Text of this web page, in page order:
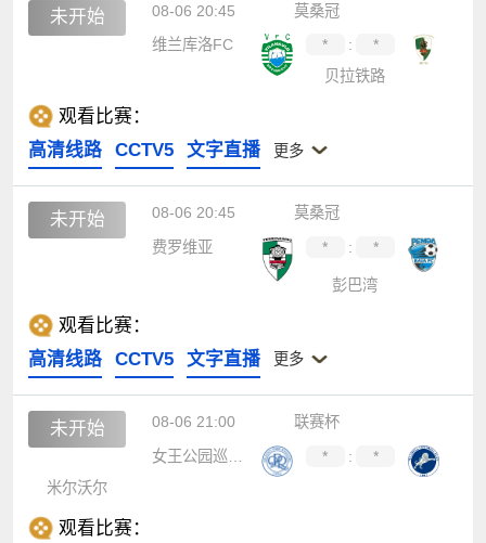
未开始 08-06 20:45
莫桑冠
维兰库洛FC
* :
*
贝拉铁路
观看比赛：
高清线路
CCTV5 文字直播 更多
未开始 08-06 20:45
莫桑冠
费罗维亚
* : *
彭巴湾
观看比赛：
高清线路
CCTV5 文字直播 更多
未开始 08-06 21:00
联赛杯
* :
*
米尔沃尔
观看比赛：